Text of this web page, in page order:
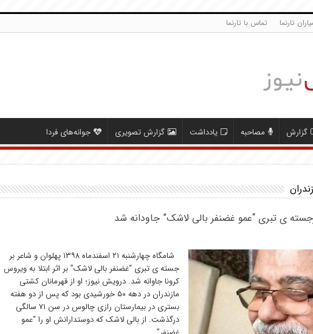
تارنما تماس با تارنما
گزارش مصاحبه یادداشت گزارش تصویری جوانه‌های فردا
ی تبری “عمو غضنفر بالی لاشک” جاودانه شد
شامگاه چهارشنبه ۲۱ اسفندماه ۱۳۹۸ پهلوان و شاعر بر
جسته ی تبری “غضنفر بالی لاشک” بر اثر ابتلا به ویروس
کرونا جاوانه شد. درویش نیوز؛ او از قهرمانان کشتی
مازندران در دهه ۵۰ خورشیدی بود که پس از دو هفته
بستری در بیمارستان رازی چالوس در سن ۷۱ سالگی
درگذشت. از بالی لاشک که دوستدارانش او را “عمو